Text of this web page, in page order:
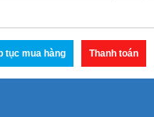
tục mua hàng Thanh toán